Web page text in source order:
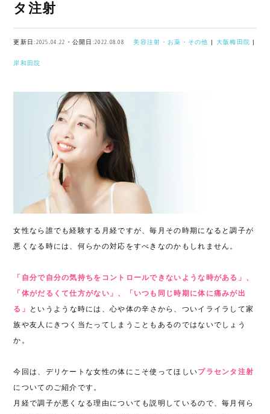
タ注射
更新日:2025.04.22・公開日:2022.08.08 美容注射・お薬・その他 大阪梅田院
岸和田院
女性なら誰でも経験する月経ですが、毎月その時期になると調子が
悪くなる時には、何らかの対応をすべきなのかもしれません。
「自分で自分の気持ちをコントロールできないような時がある」、
「体がだるくて仕方がない」、「いつも同じ時期に体に痛みが出
る」
というような時には、心や体の辛さから、ついイライラして家
族や友人にきつく当たってしまうこともあるのではないでしょう
か。
今回は、デリケートな女性の体にこそ使ってほしいプラセンタ注射
についてのご紹介です。
月経で調子が悪くなる理由についても説明しているので、毎月何ら